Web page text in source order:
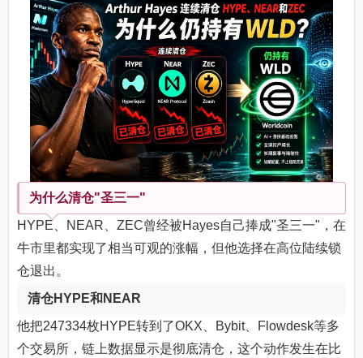
为什么清仓"圣三一"
HYPE、NEAR、ZEC曾经被Hayes自己捧成"圣三一"，在
牛市里都实现了相当可观的涨幅，但他选择在高位陆续锁
仓退出。
清仓HYPE和NEAR
他把247334枚HYPE转到了OKX、Bybit、Flowdesk等多
个交易所，链上数据显示是彻底清仓，这个动作发生在比